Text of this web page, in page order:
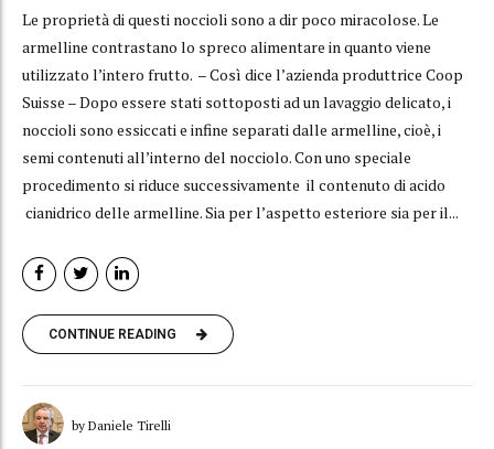
Le proprietà di questi noccioli sono a dir poco miracolose. Le
armelline contrastano lo spreco alimentare in quanto viene
utilizzato l’intero frutto. – Così dice l’azienda produttrice Coop
Suisse – Dopo essere stati sottoposti ad un lavaggio delicato, i
noccioli sono essiccati e infine separati dalle armelline, cioè, i
semi contenuti all’interno del nocciolo. Con uno speciale
procedimento si riduce successivamente il contenuto di acido
cianidrico delle armelline. Sia per l’aspetto esteriore sia per il...
CONTINUE READING
by Daniele Tirelli